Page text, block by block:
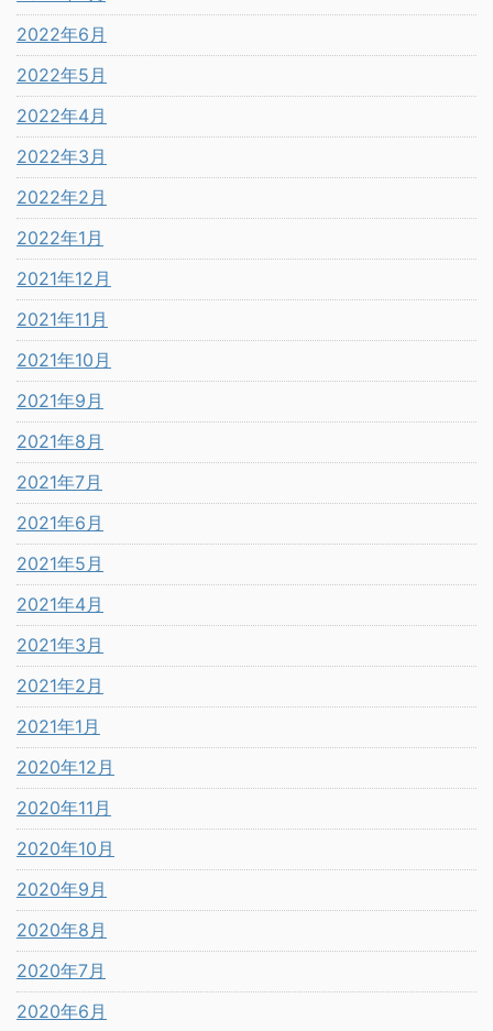
2022年6月
2022年5月
2022年4月
2022年3月
2022年2月
2022年1月
2021年12月
2021年11月
2021年10月
2021年9月
2021年8月
2021年7月
2021年6月
2021年5月
2021年4月
2021年3月
2021年2月
2021年1月
2020年12月
2020年11月
2020年10月
2020年9月
2020年8月
2020年7月
2020年6月